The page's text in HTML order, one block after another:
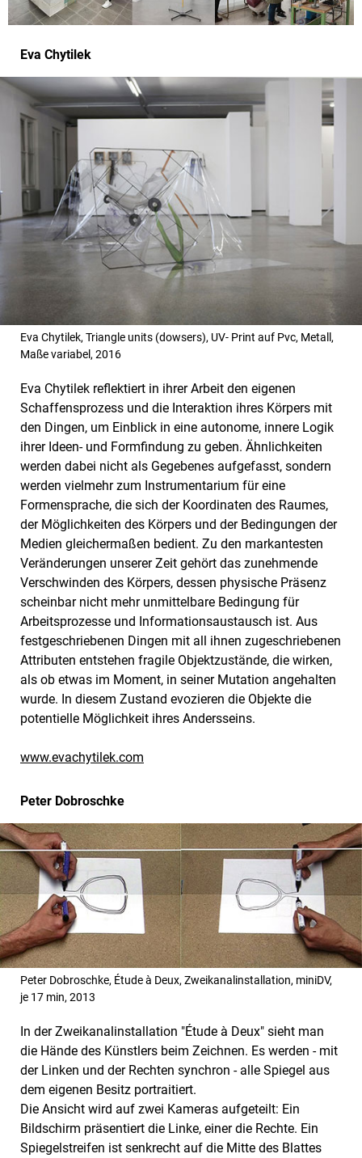
Eva Chytilek
Eva Chytilek, Triangle units (dowsers), UV- Print auf Pvc, Metall,
Maße variabel, 2016
Eva Chytilek reflektiert in ihrer Arbeit den eigenen
Schaffensprozess und die Interaktion ihres Körpers mit
den Dingen, um Einblick in eine autonome, innere Logik
ihrer Ideen- und Formfindung zu geben. Ähnlichkeiten
werden dabei nicht als Gegebenes aufgefasst, sondern
werden vielmehr zum Instrumentarium für eine
Formensprache, die sich der Koordinaten des Raumes,
der Möglichkeiten des Körpers und der Bedingungen der
Medien gleichermaßen bedient. Zu den markantesten
Veränderungen unserer Zeit gehört das zunehmende
Verschwinden des Körpers, dessen physische Präsenz
scheinbar nicht mehr unmittelbare Bedingung für
Arbeitsprozesse und Informationsaustausch ist. Aus
festgeschriebenen Dingen mit all ihnen zugeschriebenen
Attributen entstehen fragile Objektzustände, die wirken,
als ob etwas im Moment, in seiner Mutation angehalten
wurde. In diesem Zustand evozieren die Objekte die
potentielle Möglichkeit ihres Andersseins.
www.evachytilek.com
Peter Dobroschke
Peter Dobroschke, Étude à Deux, Zweikanalinstallation, miniDV,
je 17 min, 2013
In der Zweikanalinstallation "Étude à Deux" sieht man
die Hände des Künstlers beim Zeichnen. Es werden - mit
der Linken und der Rechten synchron - alle Spiegel aus
dem eigenen Besitz portraitiert.
Die Ansicht wird auf zwei Kameras aufgeteilt: Ein
Bildschirm präsentiert die Linke, einer die Rechte. Ein
Spiegelstreifen ist senkrecht auf die Mitte des Blattes